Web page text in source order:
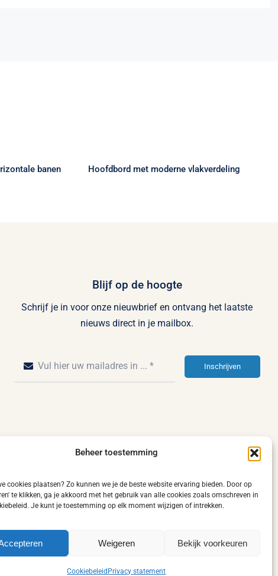
Beheer toestemming
cookies plaatsen? Zo kunnen we je de beste website ervaring bieden. Door op
te klikken, ga je akkoord met het gebruik van alle cookies zoals omschreven in
Je kunt je toestemming op elk moment wijzigen of intrekken.
Weigeren Bekijk voorkeuren
Cookiebeleid Privacy statement
banen Hoofdbord met moderne vlakverdeling
Blijf op de hoogte
Schrijf je in voor onze nieuwbrief en ontvang het laatste
nieuws direct in je mailbox.
Inschrijven
Cookiebeleid (EU)